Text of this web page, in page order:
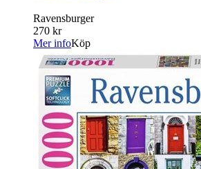
Ravensburger
270 kr
Mer infoKöp